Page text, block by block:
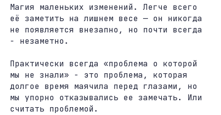
Магия маленьких изменений. Легче всего
её заметить на лишнем весе — он никогда
не появляется внезапно, но почти всегда
- незаметно.
Практически всегда «проблема о которой
мы не знали» - это проблема, которая
долгое время маячила перед глазами, но
мы упорно отказывались ее замечать. Или
считать проблемой.